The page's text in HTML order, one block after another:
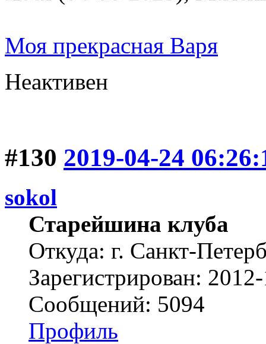
Моя прекрасная Варя
Неактивен
#130 2019-04-24
sokol
Старейшина клуба
Откуда: г. Санкт-
Зарегистрирован:
Сообщений: 5094
Профиль